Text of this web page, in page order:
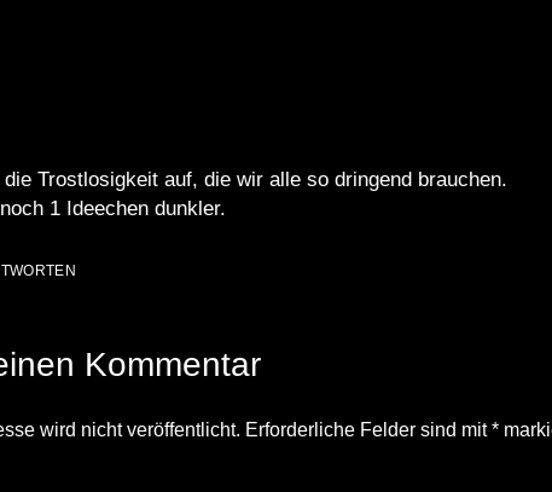
Trostlosigkeit auf, die wir alle so dringend brauchen.
1 Ideechen dunkler.
Kommentar
wird nicht veröffentlicht. Erforderliche Felder sind mit*